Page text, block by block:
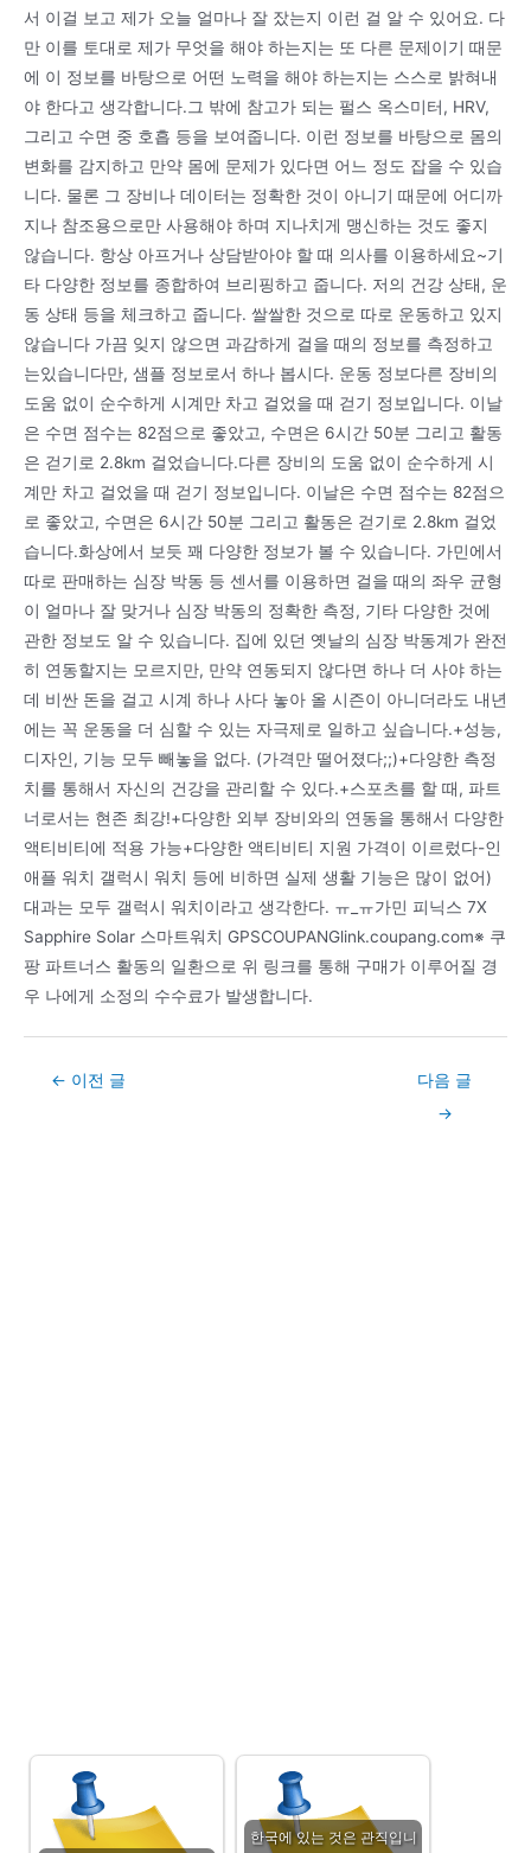
서 이걸 보고 제가 오늘 얼마나 잘 잤는지 이런 걸 알 수 있어요. 다
만 이를 토대로 제가 무엇을 해야 하는지는 또 다른 문제이기 때문
에 이 정보를 바탕으로 어떤 노력을 해야 하는지는 스스로 밝혀내
야 한다고 생각합니다.그 밖에 참고가 되는 펄스 옥스미터, HRV,
그리고 수면 중 호흡 등을 보여줍니다. 이런 정보를 바탕으로 몸의
변화를 감지하고 만약 몸에 문제가 있다면 어느 정도 잡을 수 있습
니다. 물론 그 장비나 데이터는 정확한 것이 아니기 때문에 어디까
지나 참조용으로만 사용해야 하며 지나치게 맹신하는 것도 좋지
않습니다. 항상 아프거나 상담받아야 할 때 의사를 이용하세요~기
타 다양한 정보를 종합하여 브리핑하고 줍니다. 저의 건강 상태, 운
동 상태 등을 체크하고 줍니다. 쌀쌀한 것으로 따로 운동하고 있지
않습니다 가끔 잊지 않으면 과감하게 걸을 때의 정보를 측정하고
는있습니다만, 샘플 정보로서 하나 봅시다. 운동 정보다른 장비의
도움 없이 순수하게 시계만 차고 걸었을 때 걷기 정보입니다. 이날
은 수면 점수는 82점으로 좋았고, 수면은 6시간 50분 그리고 활동
은 걷기로 2.8km 걸었습니다.다른 장비의 도움 없이 순수하게 시
계만 차고 걸었을 때 걷기 정보입니다. 이날은 수면 점수는 82점으
로 좋았고, 수면은 6시간 50분 그리고 활동은 걷기로 2.8km 걸었
습니다.화상에서 보듯 꽤 다양한 정보가 볼 수 있습니다. 가민에서
따로 판매하는 심장 박동 등 센서를 이용하면 걸을 때의 좌우 균형
이 얼마나 잘 맞거나 심장 박동의 정확한 측정, 기타 다양한 것에
관한 정보도 알 수 있습니다. 집에 있던 옛날의 심장 박동계가 완전
히 연동할지는 모르지만, 만약 연동되지 않다면 하나 더 사야 하는
데 비싼 돈을 걸고 시계 하나 사다 놓아 올 시즌이 아니더라도 내년
에는 꼭 운동을 더 심할 수 있는 자극제로 일하고 싶습니다.+성능,
디자인, 기능 모두 빼놓을 없다. (가격만 떨어졌다;;)+다양한 측정
치를 통해서 자신의 건강을 관리할 수 있다.+스포츠를 할 때, 파트
너로서는 현존 최강!+다양한 외부 장비와의 연동을 통해서 다양한
액티비티에 적용 가능+다양한 액티비티 지원 가격이 이르렀다-인
애플 워치 갤럭시 워치 등에 비하면 실제 생활 기능은 많이 없어)
대과는 모두 갤럭시 워치이라고 생각한다. ㅠ_ㅠ가민 피닉스 7X
Sapphire Solar 스마트워치 GPSCOUPANGlink.coupang.com※ 쿠
팡 파트너스 활동의 일환으로 위 링크를 통해 구매가 이루어질 경
우 나에게 소정의 수수료가 발생합니다.
Post← 이전 글
다음 글
→
한국에 있는 것은 관직입니